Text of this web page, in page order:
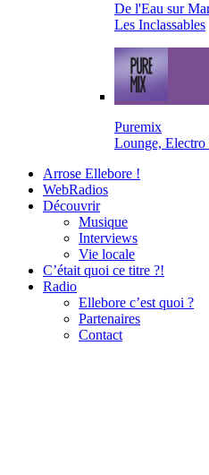
De l'Eau sur
Les Inclassables
Puremix
Lounge,
Arrose Ellebore !
WebRadios
Découvrir
Musique
Interviews
Vie locale
C’était quoi ce titre ?!
Radio
Ellebore c’est quoi ?
Partenaires
Contact